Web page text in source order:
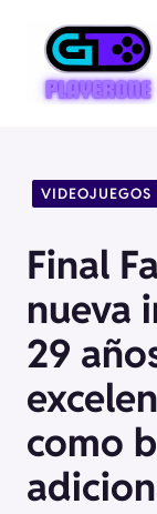
contenido
VIDEOJUEGOS
Final
nueva
29
como